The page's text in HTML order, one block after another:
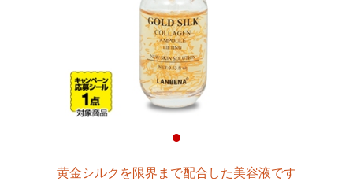
黄金シルクを限界まで配合した美容液です